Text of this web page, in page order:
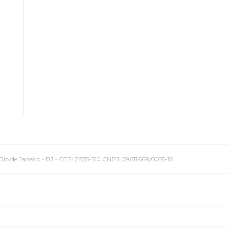
Janeiro - RJ - CEP: 21535-510. CNPJ: 09.611.669/0005-18